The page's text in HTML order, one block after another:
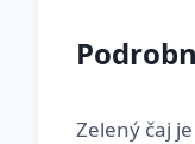
Zelený čaj